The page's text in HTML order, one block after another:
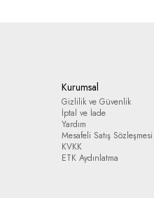
Kurumsal
Gizlilik ve Güvenlik
İptal ve İade
Yardım
Mesafeli Satış Sözleşmesi
KVKK
ETK Aydınlatma